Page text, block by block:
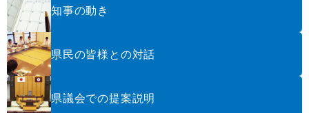
知事の動き
県民の皆様との対話
県議会での提案説明